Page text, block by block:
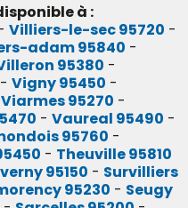
à :
Villiers-le-sec 95720 -
adam 95840 -
95380 -
- Vigny 95450 -
Viarmes 95270 -
- Vaureal 95490 -
95760 -
- Theuville 95810
95150 - Survilliers
95230 - Seugy